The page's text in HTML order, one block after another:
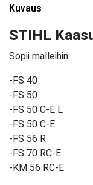
Kuvaus
STIHL
Sopii malleihin:
-FS 40
-FS 50
-FS 50 C-E L
-FS 50 C-E
-FS 56 R
-FS 70 RC-E
-KM 56 RC-E